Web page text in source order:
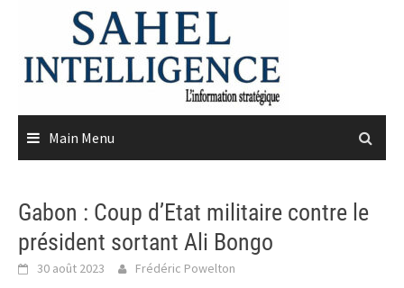
content
Main Menu
Gabon : Coup d’Etat militaire contre le
président sortant Ali Bongo
30 août 2023 Frédéric Powelton